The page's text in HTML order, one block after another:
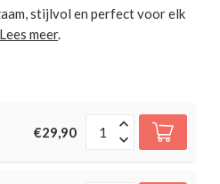
stijlvol en perfect voor elk
Lees meer.
€29,90